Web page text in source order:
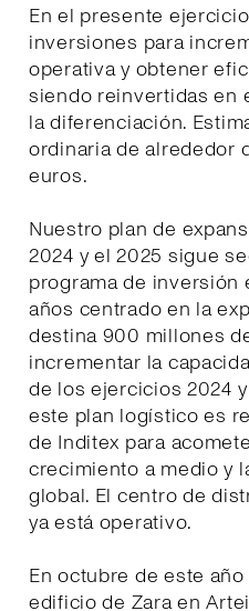
En el presente
inversiones para
operativa y obtener
siendo reinvertidas en
la diferenciación.
ordinaria de alrededor
euros.
Nuestro plan de
2024 y el 2025 sigue
programa de inversión
años centrado en la
destina 900 millones
incrementar la
de los ejercicios 2024
este plan logístico es
de Inditex para
crecimiento a medio y
global. El centro de
ya está operativo.
En octubre de este
edificio de Zara en